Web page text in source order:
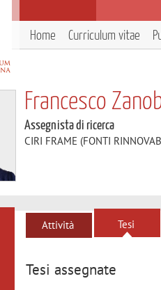
Home Curriculum vitae
Francesco
Assegnista di ricerca
CIRI FRAME (FONTI
Attività Tesi
Tesi assegnate